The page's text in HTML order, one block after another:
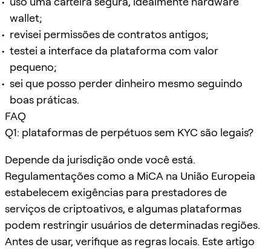
wallet;
revisei permissões de contratos antigos;
testei a interface da plataforma com valor
pequeno;
sei que posso perder dinheiro mesmo seguindo
boas práticas.
FAQ
Q1: plataformas de perpétuos sem KYC são legais?
Depende da jurisdição onde você está.
Regulamentações como a MiCA na União Europeia
estabelecem exigências para prestadores de
serviços de criptoativos, e algumas plataformas
podem restringir usuários de determinadas regiões.
Antes de usar, verifique as regras locais. Este artigo